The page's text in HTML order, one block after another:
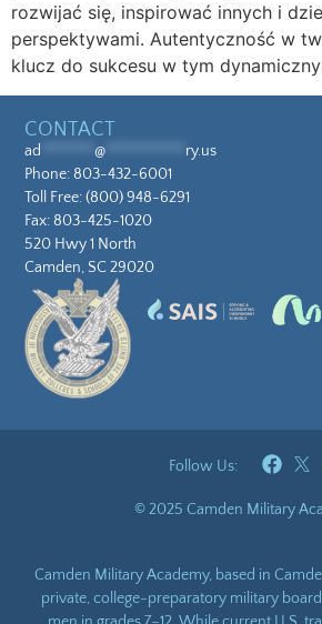
rozwijać się, inspirować innych i
perspektywami. Autentyczność w
klucz do sukcesu w tym
CONTACT
ad ********@
ry.us
Phone:803-432-6001
Toll Free:(800) 948-6291
Fax: 803-425-1020
520 Hwy 1 North
Camden, SC 29020
Follow Us:
© 2025 Camden Military
Camden Military Academy, based in
private, college-preparatory military